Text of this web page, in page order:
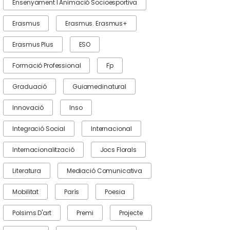
Ensenyament I Animació Socioesportiva
Erasmus Erasmus. Erasmus+
Erasmus Plus ESO
Formació Professional Fp
Graduació Guiamedinatural
Innovació Inso
Integració Social Internacional
Internacionalització Jocs Florals
Literatura Mediació Comunicativa
Mobilitat París Poesia
Polsims D'art Premi Projecte